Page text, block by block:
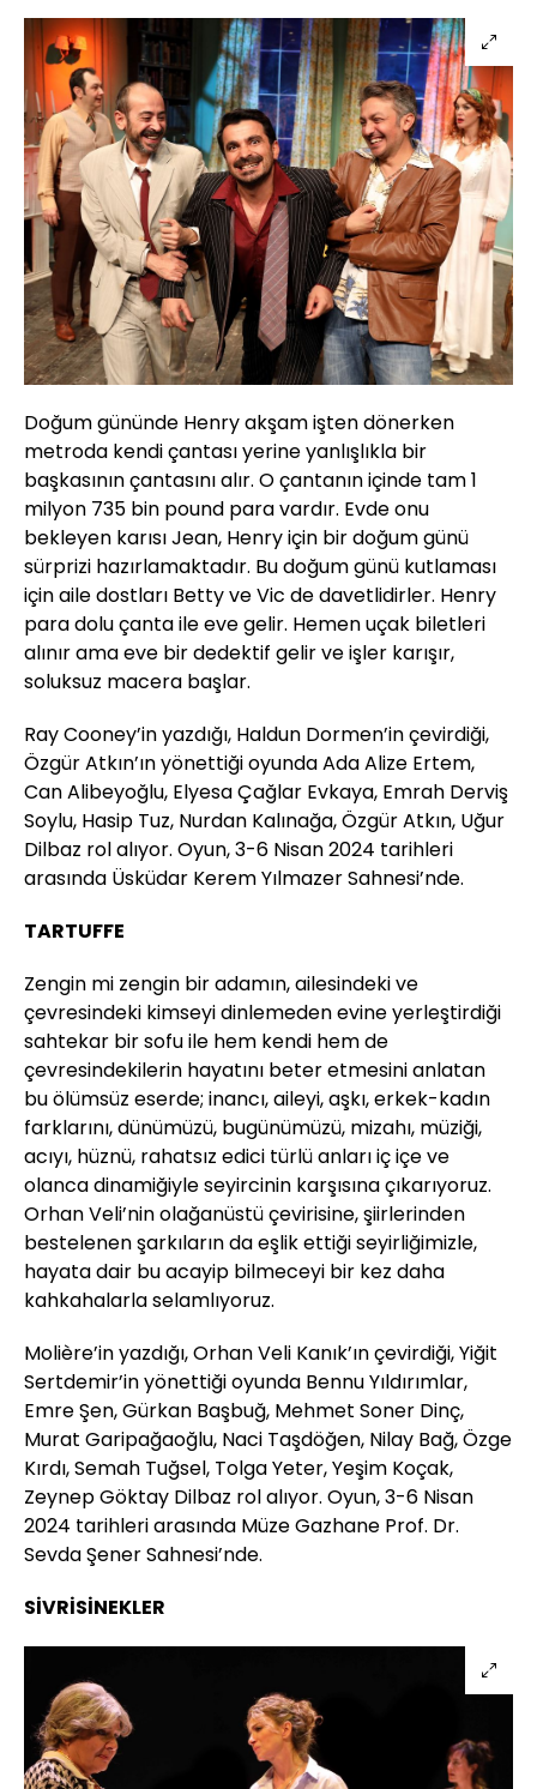
Doğum gününde Henry akşam işten dönerken
metroda kendi çantası yerine yanlışlıkla bir
başkasının çantasını alır. O çantanın içinde tam 1
milyon 735 bin pound para vardır. Evde onu
bekleyen karısı Jean, Henry için bir doğum günü
sürprizi hazırlamaktadır. Bu doğum günü kutlaması
için aile dostları Betty ve Vic de davetlidirler. Henry
para dolu çanta ile eve gelir. Hemen uçak biletleri
alınır ama eve bir dedektif gelir ve işler karışır,
soluksuz macera başlar.
Ray Cooney’in yazdığı, Haldun Dormen’in çevirdiği,
Özgür Atkın’ın yönettiği oyunda Ada Alize Ertem,
Can Alibeyoğlu, Elyesa Çağlar Evkaya, Emrah Derviş
Soylu, Hasip Tuz, Nurdan Kalınağa, Özgür Atkın, Uğur
Dilbaz rol alıyor. Oyun, 3-6 Nisan 2024 tarihleri
arasında Üsküdar Kerem Yılmazer Sahnesi’nde.
TARTUFFE
Zengin mi zengin bir adamın, ailesindeki ve
çevresindeki kimseyi dinlemeden evine yerleştirdiği
sahtekar bir sofu ile hem kendi hem de
çevresindekilerin hayatını beter etmesini anlatan
bu ölümsüz eserde; inancı, aileyi, aşkı, erkek-kadın
farklarını, dünümüzü, bugünümüzü, mizahı, müziği,
acıyı, hüznü, rahatsız edici türlü anları iç içe ve
olanca dinamiğiyle seyircinin karşısına çıkarıyoruz.
Orhan Veli’nin olağanüstü çevirisine, şiirlerinden
bestelenen şarkıların da eşlik ettiği seyirliğimizle,
hayata dair bu acayip bilmeceyi bir kez daha
kahkahalarla selamlıyoruz.
Molière’in yazdığı, Orhan Veli Kanık’ın çevirdiği, Yiğit
Sertdemir’in yönettiği oyunda Bennu Yıldırımlar,
Emre Şen, Gürkan Başbuğ, Mehmet Soner Dinç,
Murat Garipağaoğlu, Naci Taşdöğen, Nilay Bağ, Özge
Kırdı, Semah Tuğsel, Tolga Yeter, Yeşim Koçak,
Zeynep Göktay Dilbaz rol alıyor. Oyun, 3-6 Nisan
2024 tarihleri arasında Müze Gazhane Prof. Dr.
Sevda Şener Sahnesi’nde.
SİVRİSİNEKLER